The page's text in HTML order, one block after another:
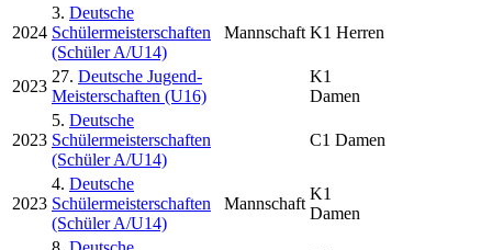
2024
3. Deutsche
Schülermeisterschaften
(Schüler A/U14)
Mannschaft K1 Herren
2023
27. Deutsche Jugend-
Meisterschaften (U16)
K1
Damen
2023
5. Deutsche
Schülermeisterschaften
(Schüler A/U14)
C1 Damen
2023
4. Deutsche
Schülermeisterschaften
(Schüler A/U14)
Mannschaft
K1
Damen